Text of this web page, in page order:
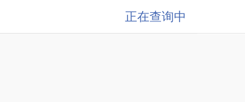
正在查询中